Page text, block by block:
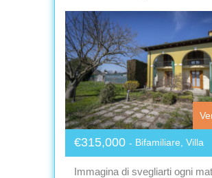
€315,000 Bifamiliare, Villa
Immagina di svegliarti ogni